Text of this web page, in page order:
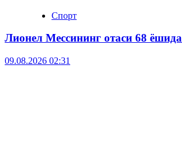
Спорт
Лионел Мессининг отаси 68
09.08.2026 02:31